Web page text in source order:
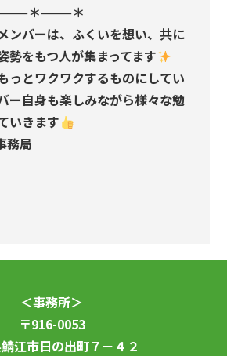
＊———＊
ンバーは、ふくいを想い、共に
勢をもつ人が集まってます
っとワクワクするものにしてい
ー自身も楽しみながら様々な勉
いきます
務局
＜事務所＞
〒916-0053
江市日の出町７－４２